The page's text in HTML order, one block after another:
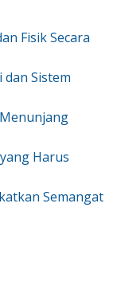
Fisik Secara
Sistem
Harus
Semangat